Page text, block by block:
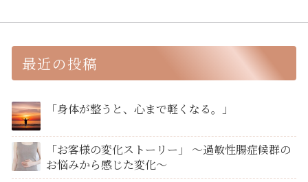
最近の投稿
「身体が整うと、心まで軽くなる。」
「お客様の変化ストーリー」 ～過敏性腸症候群の
お悩みから感じた変化～